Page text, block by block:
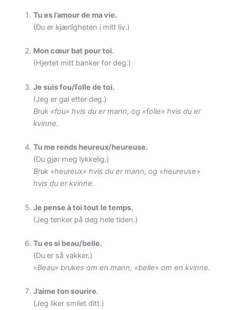
Tu es l’amour de ma vie.
(Du er kjærligheten i mitt liv.)
Mon cœur bat pour toi.
(Hjertet mitt banker for deg.)
Je suis fou/folle de toi.
(Jeg er gal etter deg.)
Bruk «fou» hvis du er mann, og «folle» hvis du er
kvinne.
Tu me rends heureux/heureuse.
(Du gjør meg lykkelig.)
Bruk «heureux» hvis du er mann, og «heureuse»
hvis du er kvinne.
Je pense à toi tout le temps.
(Jeg tenker på deg hele tiden.)
Tu es si beau/belle.
(Du er så vakker.)
«Beau» brukes om en mann, «belle» om en kvinne.
J’aime ton sourire.
(Jeg liker smilet ditt.)